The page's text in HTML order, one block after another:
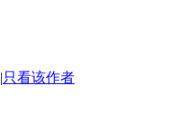
|只看该作者